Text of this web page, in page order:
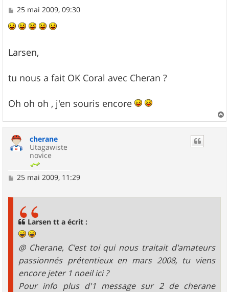
M
s
g
e
25 mai 2009, 09:30
Larsen,
tu nous a fait OK Coral avec Cheran ?
Oh oh oh , j'en souris encore
a
cherane
Utagawiste
novice
M
25 mai 2009, 11:29
Larsen tt a écrit :
@ Cherane, C'est toi qui nous traitait d'amateurs
passionnés prétentieux en mars 2008, tu viens
encore jeter 1 noeil ici ?
Pour info plus d'1 message sur 2 de cherane